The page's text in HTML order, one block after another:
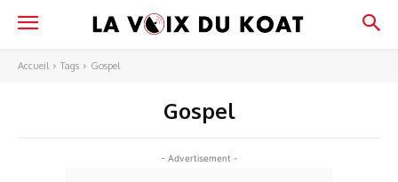
Accueil Tags Gospel
Gospel
- Advertisement -